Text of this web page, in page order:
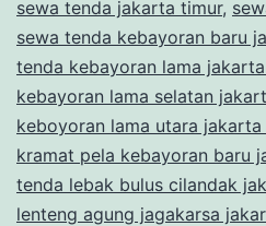
sewa tenda jakarta timur,
sewa tenda kebayoran baru
tenda kebayoran lama
kebayoran lama selatan
keboyoran lama utara jakarta
kramat pela kebayoran baru
tenda lebak bulus cilandak
lenteng agung jagakarsa